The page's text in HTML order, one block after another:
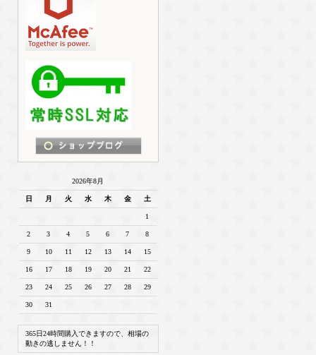
2026年8月
日 月 火 水 木 金 土
1
2 3 4 5 6 7 8
9 10 11 12 13 14 15
16 17 18 19 20 21 22
23 24 25 26 27 28 29
30 31
365日24時間購入できますので、相場の
動きの逃しません！！